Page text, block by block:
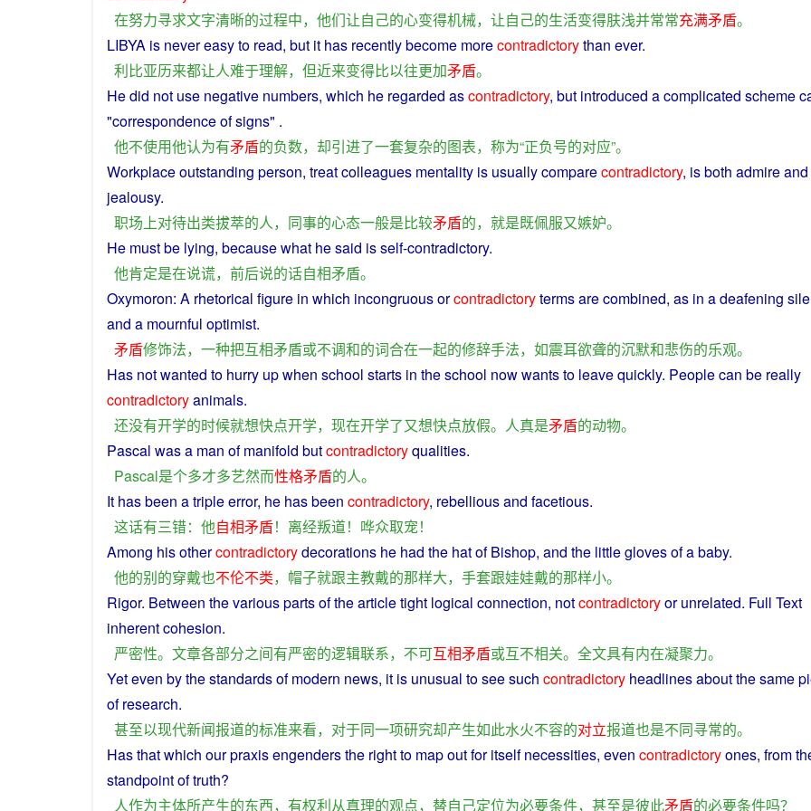
在努力寻求文字清晰的过程中， 他们让自己的心变得机械， 让自己的生活变得肤浅并常常充满矛盾。
LIBYA is never easyto read, but it has recentlybecome morecontradictorythan ever.
利比亚历来都让人难于理解， 但近来变得比以往更加矛盾。
Hedid not use negative numbers, which he regarded ascontradictory, but introduced acomplicated scheme
"correspondenceofsigns" .
他不使用他认为有矛盾的负数， 却引进了一套复杂的图表， 称为“正负号的对应”。
Workplaceoutstanding person, treatcolleagues mentality is usuallycomparecontradictory, isboth admireand
jealousy.
职场上对待出类拔萃的人， 同事的心态一般是比较矛盾的， 就是既佩服又嫉妒。
He mustbe lying, because what hesaid isself-contradictory.
他肯定是在说谎， 前后说的话自相矛盾。
Oxymoron: A rhetorical figure in which incongruousorcontradictorytermsarecombined, as in adeafening
and a mournful optimist.
矛盾修饰法， 一种把互相矛盾或不调和的词合在一起的修辞手法， 如震耳欲聋的沉默和悲伤的乐观。
Has notwanted to hurry upwhen school starts in theschool nowwantsto leavequickly. Peoplecan be really
contradictoryanimals.
还没有开学的时候就想快点开学， 现在开学了又想快点放假。 人真是矛盾的动物。
Pascal wasa man of manifold butcontradictoryqualities.
Pascal是个多才多艺然而性格矛盾的人。
It hasbeen atripleerror, he hasbeen contradictory, rebellious and facetious.
这话有三错： 他自相矛盾！ 离经叛道！ 哗众取宠！
Among hisothercontradictorydecorations he had the hatof Bishop, and the littleglovesofababy.
他的别的穿戴也不伦不类， 帽子就跟主教戴的那样大， 手套跟娃娃戴的那样小。
Rigor. Between thevariouspartsof thearticletight logical connection, notcontradictoryor unrelated. Full Text
inherentcohesion.
严密性。 文章各部分之间有严密的逻辑联系， 不可互相矛盾或互不相关。 全文具有内在凝聚力。
Yeteven by thestandardsof modern news, it is unusual toseesuch contradictory headlinesaboutthesame
ofresearch.
甚至以现代新闻报道的标准来看， 对于同一项研究却产生如此水火不容的对立报道也是不同寻常的。
Hasthat which our praxisengendersthe rightto map outfor itselfnecessities, even contradictoryones, from
standpointoftruth?
人作为主体所产生的东西， 有权利从真理的观点， 替自己定位为必要条件， 甚至是彼此矛盾的必要条件吗？